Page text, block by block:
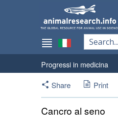
Progressi in medicina
Share
Print
Cancro al seno